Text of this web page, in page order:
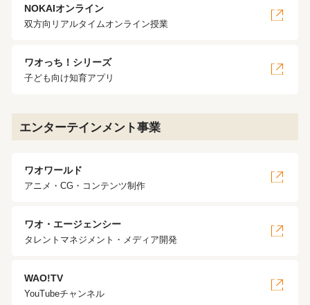
NOKAIオンライン
双方向リアルタイムオンライン授業
ワオっち！シリーズ
子ども向け知育アプリ
エンターテインメント事業
ワオワールド
アニメ・CG・コンテンツ制作
ワオ・エージェンシー
タレントマネジメント・メディア開発
WAO!TV
YouTubeチャンネル